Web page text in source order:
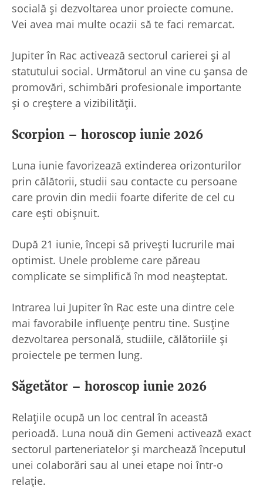
socială și dezvoltarea unor proiecte comune.
Vei avea mai multe ocazii să te faci remarcat.
Jupiter în Rac activează sectorul carierei și al
statutului social. Următorul an vine cu șansa de
promovări, schimbări profesionale importante
și o creștere a vizibilității.
Scorpion – horoscop iunie 2026
Luna iunie favorizează extinderea orizonturilor
prin călătorii, studii sau contacte cu persoane
care provin din medii foarte diferite de cel cu
care ești obișnuit.
După 21 iunie, începi să privești lucrurile mai
optimist. Unele probleme care păreau
complicate se simplifică în mod neașteptat.
Intrarea lui Jupiter în Rac este una dintre cele
mai favorabile influențe pentru tine. Susține
dezvoltarea personală, studiile, călătoriile și
proiectele pe termen lung.
Săgetător – horoscop iunie 2026
Relațiile ocupă un loc central în această
perioadă. Luna nouă din Gemeni activează exact
sectorul parteneriatelor și marchează începutul
unei colaborări sau al unei etape noi într-o
relație.